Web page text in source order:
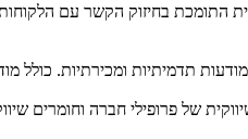
התומכת בחיזוק הקשר עם
תדמיתיות ומכירתיות. כולל
של פרופילי חברה וחומרים